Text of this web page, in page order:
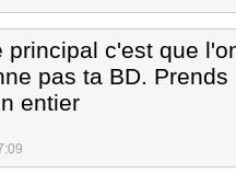
principal c'est que
pas ta BD.
entier